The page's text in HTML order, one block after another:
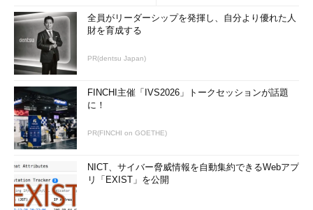
ブロックデバイスをツリー状に表示する
「lsblk」で、現在利用できるブロックデバイスをツリー状に
一覧表示します（画面1
/dev/sda」のようにします。デフォルトで表示する項目は以下の
通りです。
項目 意味
NAME
全員がリーダーシップを発揮し、自分より優れた人
財を育成する
PR(dentsu Japan)
FINCHI主催「IVS2026」トークセッションが話題
に！
PR(FINCHI on GOETHE)
NICT、サイバー脅威情報を自動集約できるWebアプ
リ「EXIST」を公開